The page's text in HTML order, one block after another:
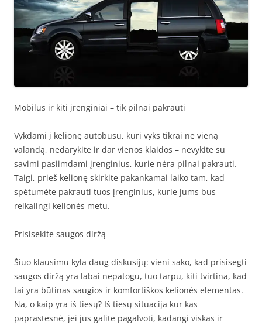
Mobilūs ir kiti įrenginiai – tik pilnai pakrauti
Vykdami į kelionę autobusu, kuri vyks tikrai ne vieną
valandą, nedarykite ir dar vienos klaidos – nevykite su
savimi pasiimdami įrenginius, kurie nėra pilnai pakrauti.
Taigi, prieš kelionę skirkite pakankamai laiko tam, kad
spėtumėte pakrauti tuos įrenginius, kurie jums bus
reikalingi kelionės metu.
Prisisekite saugos diržą
Šiuo klausimu kyla daug diskusijų: vieni sako, kad prisisegti
saugos diržą yra labai nepatogu, tuo tarpu, kiti tvirtina, kad
tai yra būtinas saugios ir komfortiškos kelionės elementas.
Na, o kaip yra iš tiesų? Iš tiesų situacija kur kas
paprastesnė, jei jūs galite pagalvoti, kadangi viskas ir